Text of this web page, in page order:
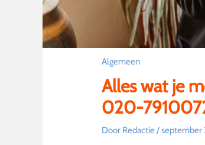
Algemeen
Alles wat je
020-
Door Redactie/september